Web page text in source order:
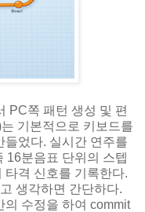
PC쪽 패턴 생성 및 편
기본적으로 키보드를
들었다. 실시간 연주를
16분음표 단위의 스텝
타격 신호를 기록한다.
생각하면 간단하다.
의 수정을 하여 commit